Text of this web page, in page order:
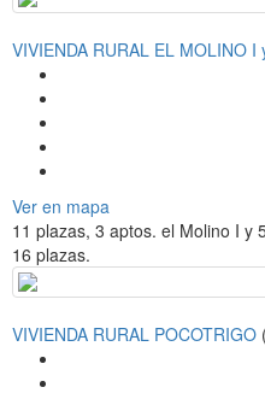
VIVIENDA RURAL EL MOLINO I
Ver en mapa
11 plazas, 3 aptos. el Molino I y
16 plazas.
VIVIENDA RURAL POCOTRIGO (